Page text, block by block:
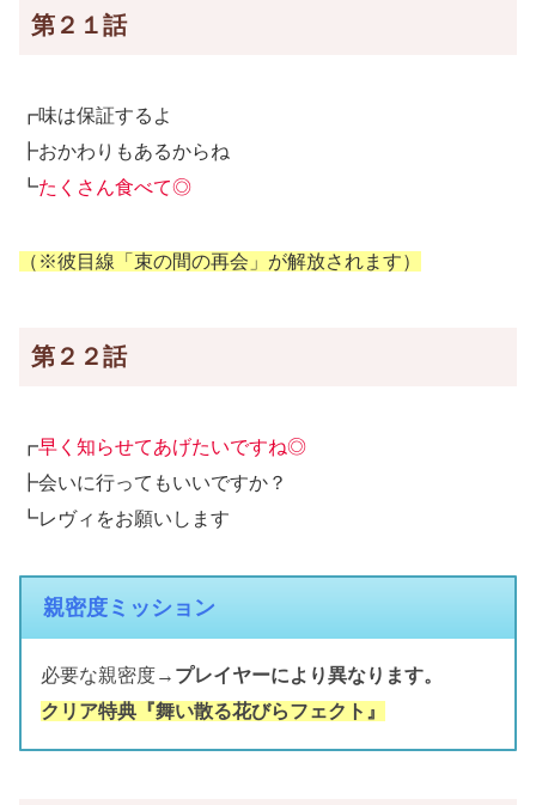
第２１話
┏味は保証するよ
┣おかわりもあるからね
┗たくさん食べて◎
（※彼目線「束の間の再会」が解放されます）
第２２話
┏早く知らせてあげたいですね◎
┣会いに行ってもいいですか？
┗レヴィをお願いします
親密度ミッション
必要な親密度→ プレイヤーにより異なります。
クリア特典『舞い散る花びらフェクト』